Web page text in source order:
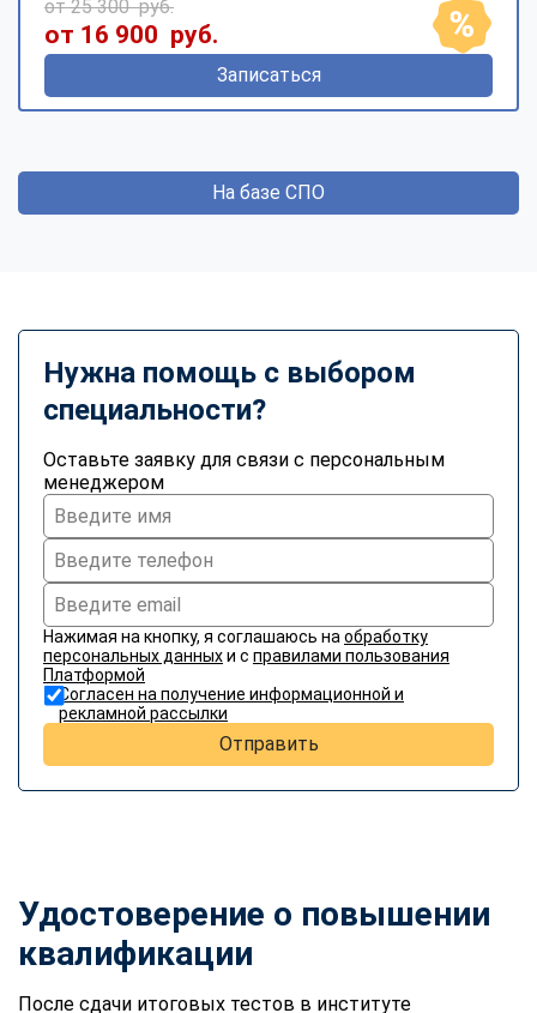
от 25 300 руб.
от 16 900 руб.
Записаться
На базе СПО
Нужна помощь с выбором
специальности?
Оставьте заявку для связи с персональным
менеджером
Нажимая на кнопку, я соглашаюсь на обработку
персональных данныхи с правилами пользования
Платформой
Согласен на получение информационной и
рекламной рассылки
Отправить
Удостоверение о повышении
квалификации
После сдачи итоговых тестов в институте